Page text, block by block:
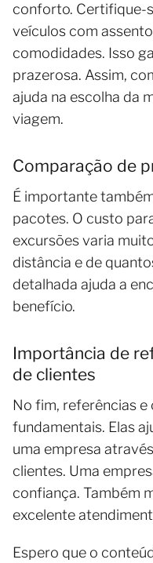
conforto. Certifique-
veículos com
comodidades. Isso
prazerosa. Assim,
ajuda na escolha da
viagem.
Comparação de
É importante
pacotes. O custo
excursões varia
distância e de
detalhada ajuda a
benefício.
Importância de
de clientes
No fim, referências
fundamentais. Elas
uma empresa
clientes. Uma
confiança. Também
excelente
Espero que o